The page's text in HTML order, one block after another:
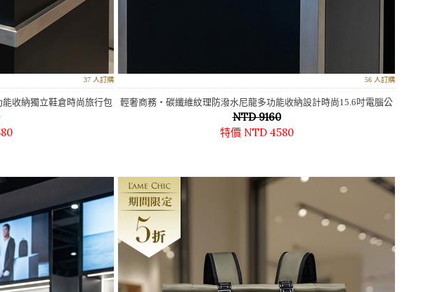
37 人訂購
收納獨立鞋倉時尚旅行包
56 人訂購
輕奢商務‧碳纖維紋理防潑水尼龍多功能收納設計時尚15.6吋電腦公
事包
NTD 9160
特價 NTD 4580